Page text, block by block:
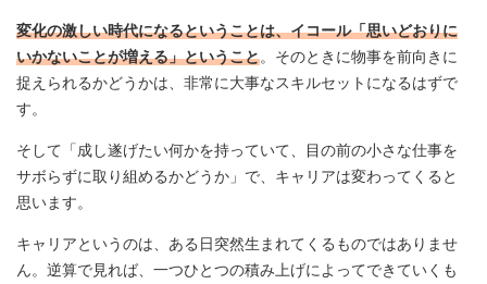
変化の激しい時代になるということは、イコール「思いどおりに
いかないことが増える」ということ。そのときに物事を前向きに
捉えられるかどうかは、非常に大事なスキルセットになるはずで
す。
そして「成し遂げたい何かを持っていて、目の前の小さな仕事を
サボらずに取り組めるかどうか」で、キャリアは変わってくると
思います。
キャリアというのは、ある日突然生まれてくるものではありませ
ん。逆算で見れば、一つひとつの積み上げによってできていくも